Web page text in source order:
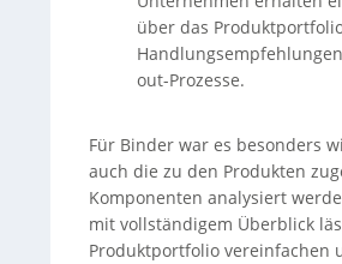
über das
out-Prozesse.
Für Binder war es besonders
auch die zu den Produkten
Komponenten analysiert
mit vollständigem Überblick
Produktportfolio vereinfachen